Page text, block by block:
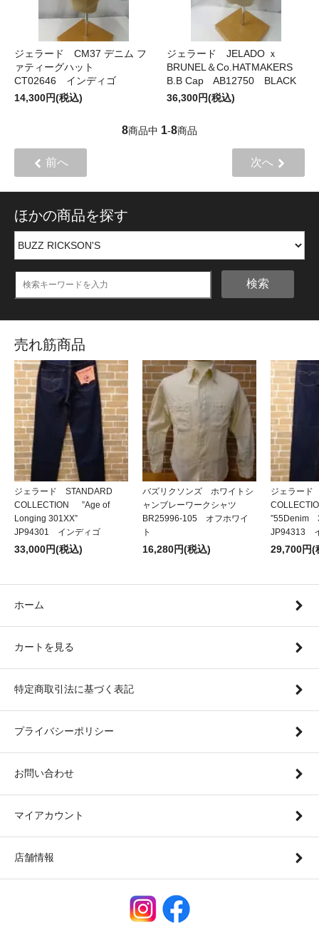
ジェラード CM37 デニム フ
ァティーグハット
CT02646 インディゴ
14,300円(税込)
ジェラード JELADO ｘ
BRUNEL＆Co.HATMAKERS
B.B Cap AB12750 BLACK
36,300円(税込)
8商品中 1-8商品
前へ 次へ
ほかの商品を探す
検索
売れ筋商品
ジェラード STANDARD
COLLECTION ”Age of
Longing 301XX”
JP94301 インディゴ
33,000円(税込)
バズリクソンズ ホワイトシ
ャンブレーワークシャツ
BR25996-105 オフホワイ
ト
16,280円(税込)
ジェラード
JP94313
29,700円(
ホーム
カートを見る
特定商取引法に基づく表記
プライバシーポリシー
お問い合わせ
マイアカウント
店舗情報